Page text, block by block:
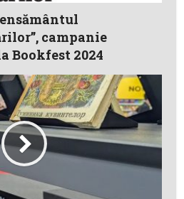
campanie
Bookfest 2024